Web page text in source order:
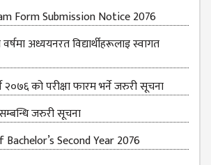
Form Submission Notice 2076
अध्ययनरत विद्यार्थीहरूलाइ स्वागत
२०७६ को परीक्षा फारम भर्ने जरुरी सूचना
जरुरी सूचना
Bachelor’s Second Year 2076